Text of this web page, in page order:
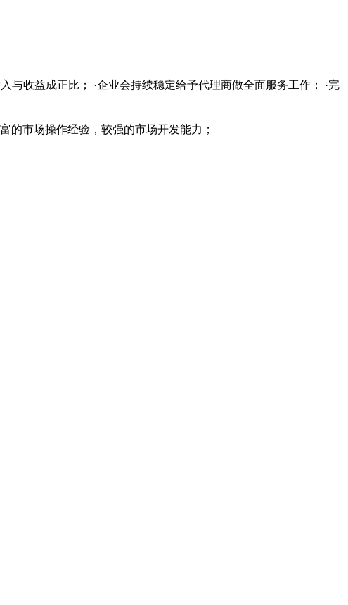
与收益成正比； ·企业会持续稳定给予代理商做全面服务工作； ·完
的市场操作经验，较强的市场开发能力；